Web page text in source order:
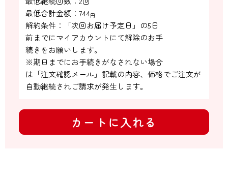
最低合計金額： 744円
解約条件：「次回お届け予定日」の5日
前までにマイアカウントにて解除のお手
続きをお願いします。
※期日までにお手続きがなされない場合
は「注文確認メール」記載の内容、価格でご注文が
自動継続されご請求が発生します。
カートに入れる